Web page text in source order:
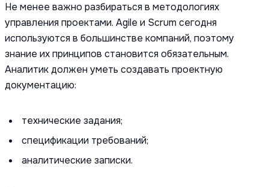
Не менее важно разбираться в методологиях
управления проектами. Agile и Scrum сегодня
используются в большинстве компаний, поэтому
знание их принципов становится обязательным.
Аналитик должен уметь создавать проектную
документацию:
технические задания;
спецификации требований;
аналитические записки.